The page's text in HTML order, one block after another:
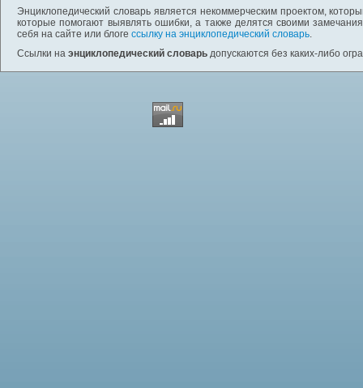
Энциклопедический словарь является некоммерческим проектом,
которые помогают выявлять ошибки, а также делятся своими
себя на сайте или блоге ссылку на энциклопедический словарь.
Ссылки на энциклопедический словарь допускаются без каких-либо